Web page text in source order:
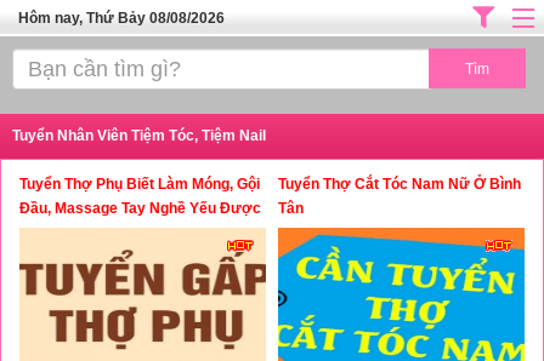
Hôm nay, Thứ Bảy 08/08/2026
Trang chủ
Salon Tóc - Tiệm Nail
Thể Dục Thẩm Mỹ
TOP SÀI GÒN
Tuyển Nhân Viên Tiệm Tóc, Tiệm Nail
Tuyển Thợ Phụ Biết Làm Móng, Gội
Đầu, Massage Tay Nghề Yếu Được
Đào Tạo
Tuyển Thợ Cắt Tóc Nam Nữ Ở Bình
Tân